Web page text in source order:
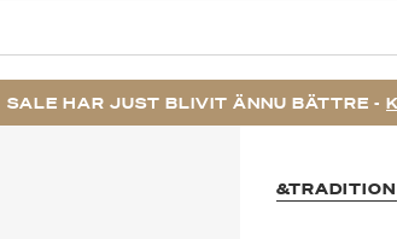
SALE HAR JUST BLIVIT ÄNNU BÄTTRE -
&TRADITION